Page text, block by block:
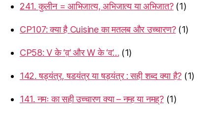
241. कुलीन = आभिजात्य, अभिजात्य या अभिजात? (1)
CP107: क्या है Cuisine का मतलब और उच्चारण? (1)
CP58: V के ‘व़’ और W के ‘व’… (1)
142. षड्यंत्र, षडयंत्र या षड़यंत्र : सही शब्द क्या है? (1)
141. नमः का सही उच्चारण क्या – नम्ह या नमह्? (1)